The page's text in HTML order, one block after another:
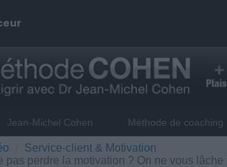
Jean-Michel Cohen Méthode de coaching
Service-client & Motivation
pas perdre la motivation ? On ne vous lâche